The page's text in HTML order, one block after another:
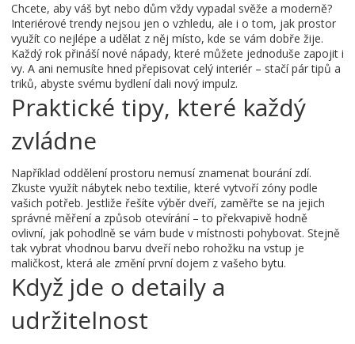
Chcete, aby váš byt nebo dům vždy vypadal svěže a moderně?
Interiérové trendy nejsou jen o vzhledu, ale i o tom, jak prostor
využít co nejlépe a udělat z něj místo, kde se vám dobře žije.
Každý rok přináší nové nápady, které můžete jednoduše zapojit i
vy. A ani nemusíte hned přepisovat celý interiér – stačí pár tipů a
triků, abyste svému bydlení dali nový impulz.
Praktické tipy, které každý
zvládne
Například oddělení prostoru nemusí znamenat bourání zdí.
Zkuste využít nábytek nebo textilie, které vytvoří zóny podle
vašich potřeb. Jestliže řešíte výběr dveří, zaměřte se na jejich
správné měření a způsob otevírání – to překvapivě hodně
ovlivní, jak pohodlně se vám bude v místnosti pohybovat. Stejně
tak vybrat vhodnou barvu dveří nebo rohožku na vstup je
maličkost, která ale změní první dojem z vašeho bytu.
Když jde o detaily a
udržitelnost